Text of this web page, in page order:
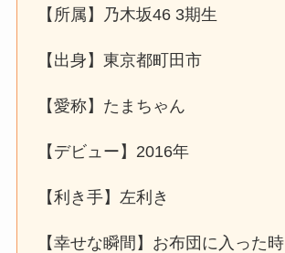
【所属】乃木坂46 3期生
【出身】東京都町田市
【愛称】たまちゃん
【デビュー】2016年
【利き手】左利き
【幸せな瞬間】お布団に入った時